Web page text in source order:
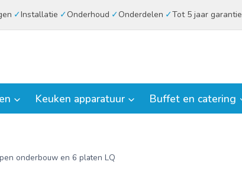
Installatie Onderhoud Onderdelen Tot 5 jaar garantie
Keuken apparatuur Buffet en catering
onderbouw en 6 platen LQ